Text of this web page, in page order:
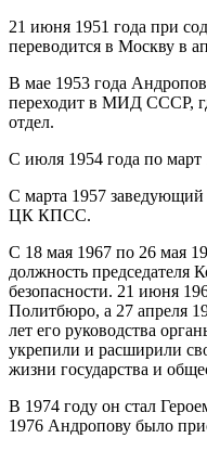
21 июня 1951 года при
переводится в Москву в
В мае 1953 года
переходит в МИД СССР,
отдел.
С июля 1954 года по
С марта 1957 заведующий
ЦК КПСС.
С 18 мая 1967 по 26 мая
должность председателя
безопасности. 21 июня
Политбюро, а 27 апреля
лет его руководства
укрепили и расширили
жизни государства и
В 1974 году он стал
1976 Андропову было